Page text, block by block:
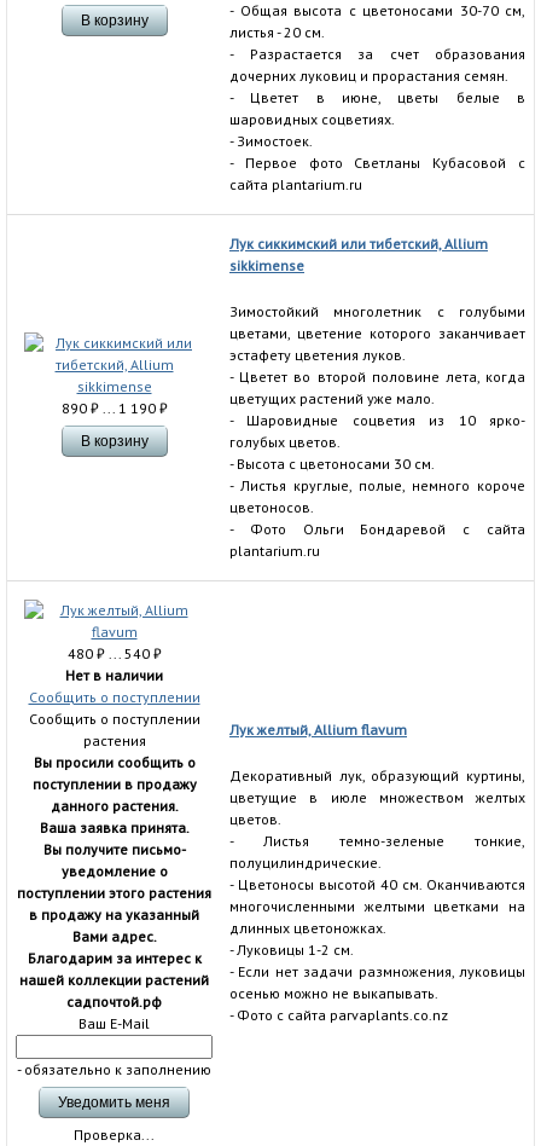
- Общая высота с цветоносами 30-70 см,
листья - 20 см.
- Разрастается за счет образования
дочерних луковиц и прорастания семян.
- Цветет в июне, цветы белые в
шаровидных соцветиях.
- Зимостоек.
- Первое фото Светланы Кубасовой с
сайта plantarium.ru
890 ₽... 1 190 ₽
Лук сиккимский или тибетский, Allium
sikkimense
Зимостойкий многолетник с голубыми
цветами, цветение которого заканчивает
эстафету цветения луков.
- Цветет во второй половине лета, когда
цветущих растений уже мало.
- Шаровидные соцветия из 10 ярко-
голубых цветов.
- Высота с цветоносами 30 см.
- Листья круглые, полые, немного короче
цветоносов.
- Фото Ольги Бондаревой с сайта
plantarium.ru
480 ₽... 540 ₽
Нет в наличии
Сообщить о поступлении
Сообщить о поступлении
растения
Вы просили сообщить о
поступлении в продажу
данного растения.
Ваша заявка принята.
Вы получите письмо-
уведомление о
поступлении этого растения
в продажу на указанный
Вами адрес.
Благодарим за интерес к
нашей коллекции растений
садпочтой.рф
Ваш E-Mail
- обязательно к заполнению
Проверка...
Лук желтый, Allium flavum
Декоративный лук, образующий куртины,
цветущие в июле множеством желтых
цветов.
- Листья темно-зеленые тонкие,
полуцилиндрические.
- Цветоносы высотой 40 см. Оканчиваются
многочисленными желтыми цветками на
длинных цветоножках.
- Луковицы 1-2 см.
- Если нет задачи размножения, луковицы
осенью можно не выкапывать.
- Фото с сайта parvaplants.co.nz